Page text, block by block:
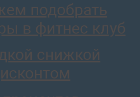
для похудения
подобрать
в фитнес клуб
снижкой